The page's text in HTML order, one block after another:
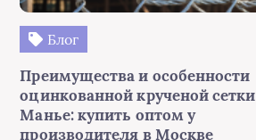
Блог
Преимущества и особенности
оцинкованной крученой сетки
Манье: купить оптом у
производителя в Москве